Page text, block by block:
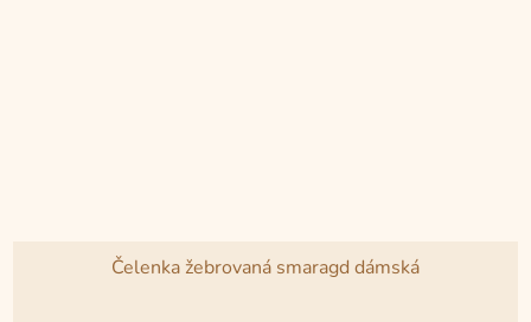
Čelenka žebrovaná smaragd dámská